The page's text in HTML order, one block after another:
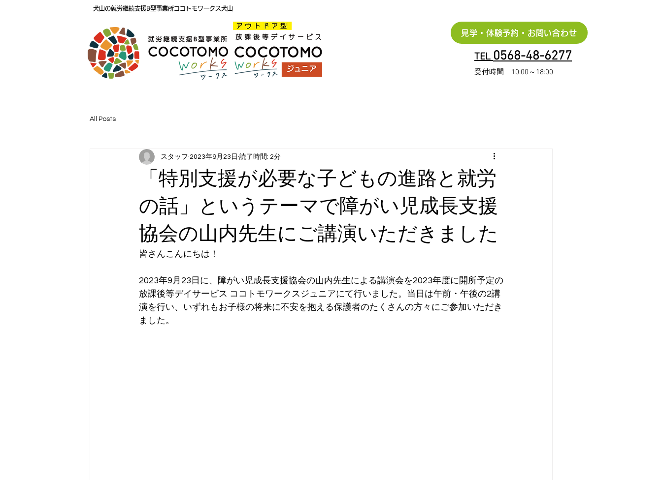
犬山の就労継続支援B型事業所ココトモワークス犬山
見学・体験予約・お問い合わせ
TEL0568-48-6277
受付時間 10:00～18:00
All Posts
「特別支援が必要な子どもの進路と就労
の話」というテーマで障がい児成長支援
協会の山内先生にご講演いただきました
スタッフ 2023年9月23日 読了時間: 2分
皆さんこんにちは！
2023年9月23日に、障がい児成長支援協会の山内先生による講演会を2023年度に開所予定の
放課後等デイサービス ココトモワークスジュニアにて行いました。当日は午前・午後の2講
演を行い、いずれもお子様の将来に不安を抱える保護者のたくさんの方々にご参加いただき
ました。